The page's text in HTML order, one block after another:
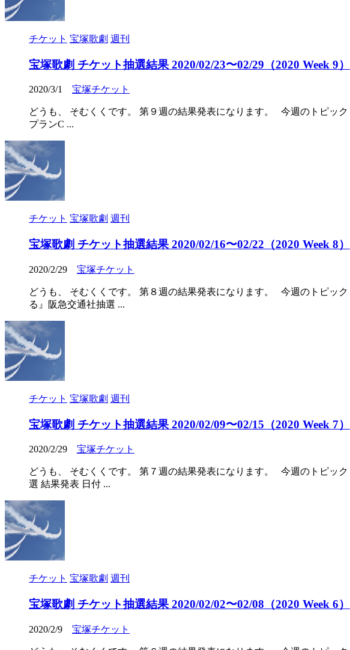
チケット 宝塚歌劇 週刊
宝塚歌劇 チケット抽選結果 2020/02/23〜02/29（2020 Week 9）
2020/3/1 宝塚チケット
どうも、 そむくくです。 第９週の結果発表になります。 今週のトピッ
プランC ...
チケット 宝塚歌劇 週刊
宝塚歌劇 チケット抽選結果 2020/02/16〜02/22（2020 Week 8）
2020/2/29 宝塚チケット
どうも、 そむくくです。 第８週の結果発表になります。 今週のトピッ
る』阪急交通社抽選 ...
チケット 宝塚歌劇 週刊
宝塚歌劇 チケット抽選結果 2020/02/09〜02/15（2020 Week 7）
2020/2/29 宝塚チケット
どうも、 そむくくです。 第７週の結果発表になります。 今週のトピッ
選 結果発表 日付 ...
チケット 宝塚歌劇 週刊
宝塚歌劇 チケット抽選結果 2020/02/02〜02/08（2020 Week 6）
2020/2/9 宝塚チケット